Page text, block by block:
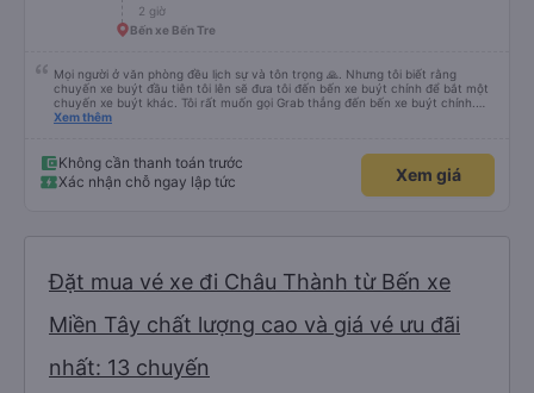
2 giờ
Bến xe Bến Tre
Mọi người ở văn phòng đều lịch sự và tôn trọng 🙏. Nhưng tôi biết rằng
chuyến xe buýt đầu tiên tôi lên sẽ đưa tôi đến bến xe buýt chính để bắt một
chuyến xe buýt khác. Tôi rất muốn gọi Grab thẳng đến bến xe buýt chính.
Điều đó sẽ giúp tôi không phải mang vác hành lý nhiều lần. Ngoài ra, xe buýt
Xem thêm
Không cần thanh toán trước
Xác nhận chỗ ngay lập tức
Xem giá
Đặt mua vé xe đi Châu Thành từ Bến xe
Miền Tây chất lượng cao và giá vé ưu đãi
nhất: 13 chuyến